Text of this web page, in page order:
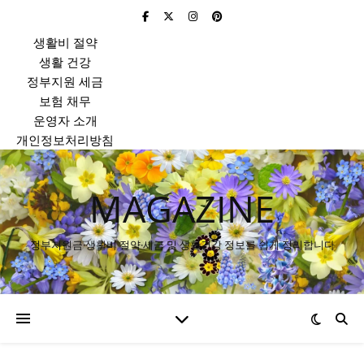
생활비 절약
생활 건강
정부지원 세금
보험 채무
운영자 소개
개인정보처리방침
MAGAZINE
정부지원금·생활비 절약·세금 및 생활건강 정보를 쉽게 정리합니다